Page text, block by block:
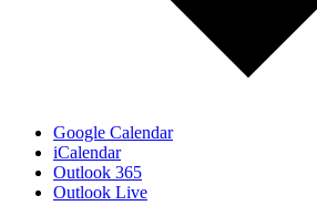
Google Calendar
iCalendar
Outlook 365
Outlook Live